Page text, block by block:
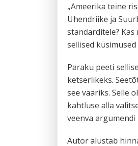
„Ameerika teine
Ühendriike ja
standarditele?
sellised
Paraku peeti
ketserlikeks.
see vääriks. Selle
kahtluse alla
veenva
Autor alustab